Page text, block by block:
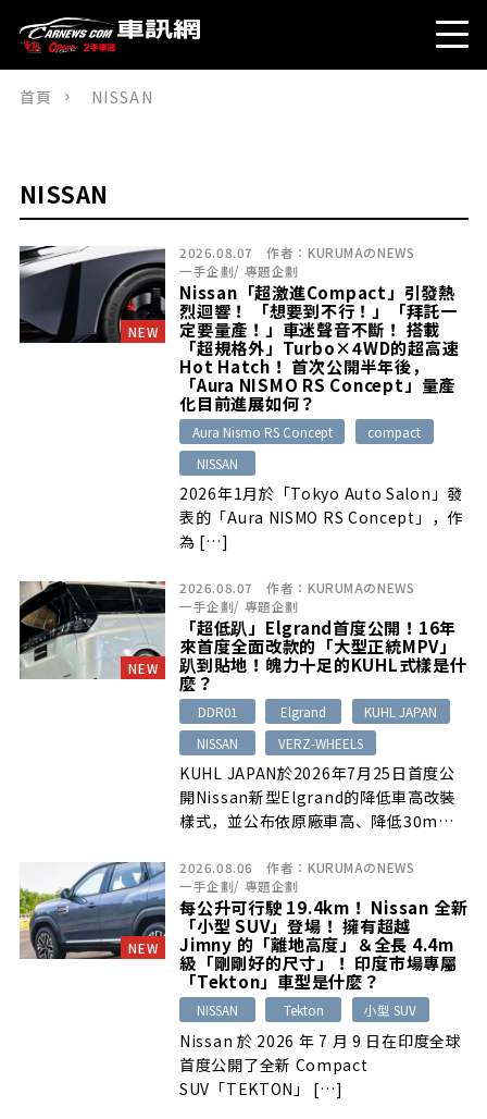
首頁 NISSAN
NISSAN
NEW
2026.08.07 作者： KURUMAのNEWS
一手企劃/ 專題企劃
Nissan「超激進Compact」引發熱
烈迴響！ 「想要到不行！」「拜託一
定要量產！」車迷聲音不斷！ 搭載
「超規格外」Turbo×4WD的超高速
Hot Hatch！ 首次公開半年後，
「Aura NISMO RS Concept」量產
化目前進展如何？
Aura Nismo RS Concept
compact
NISSAN
2026年1月於「Tokyo Auto Salon」發
表的「Aura NISMO RS Concept」，作
為 […]
NEW
2026.08.07 作者： KURUMAのNEWS
一手企劃/ 專題企劃
「超低趴」Elgrand首度公開！16年
來首度全面改款的「大型正統MPV」
趴到貼地！魄力十足的KUHL式樣是什
麼？
DDR01 Elgrand
KUHL JAPAN
NISSAN
VERZ-WHEELS
KUHL JAPAN於2026年7月25日首度公
開Nissan新型Elgrand的降低車高改裝
樣式，並公布依原廠車高、降低30mm
驗車輪圈匹配資料。展示車採用VERZ-
WHEELS「DDR01」21吋輪圈，未來也
將陸續推出空力套件、車高調、煞車系統
等改裝零件。
NEW
2026.08.06 作者： KURUMAのNEWS
一手企劃/ 專題企劃
每公升可行駛 19.4km！ Nissan 全新
「小型 SUV」登場！ 擁有超越
Jimny 的「離地高度」＆全長 4.4m
級「剛剛好的尺寸」！ 印度市場專屬
「Tekton」車型是什麼？
NISSAN Tekton 小型 SUV
Nissan 於 2026 年 7 月 9 日在印度全球
首度公開了全新 Compact
SUV「TEKTON」 […]